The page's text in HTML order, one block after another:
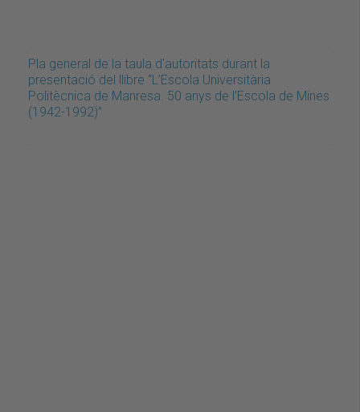
Pla general de la taula d'autoritats durant la
presentació del llibre “L’Escola Universitària
Politècnica de Manresa. 50 anys de l’Escola de Mines
(1942-1992)”